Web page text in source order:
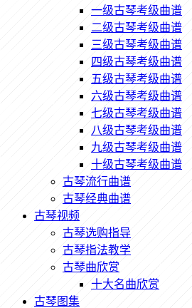
一级古琴考级曲谱
二级古琴考级曲谱
三级古琴考级曲谱
四级古琴考级曲谱
五级古琴考级曲谱
六级古琴考级曲谱
七级古琴考级曲谱
八级古琴考级曲谱
九级古琴考级曲谱
十级古琴考级曲谱
古琴流行曲谱
古琴经典曲谱
古琴视频
古琴选购指导
古琴指法教学
古琴曲欣赏
十大名曲欣赏
古琴图集